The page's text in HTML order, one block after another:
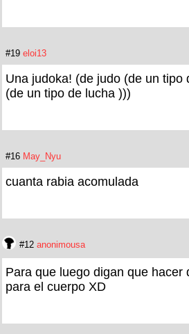
#19 eloi13
Una judoka! (de judo (de un tipo
(de un tipo de lucha )))
#16 May_Nyu
cuanta rabia acomulada
#12 anonimousa
Para que luego digan que hacer
para el cuerpo XD